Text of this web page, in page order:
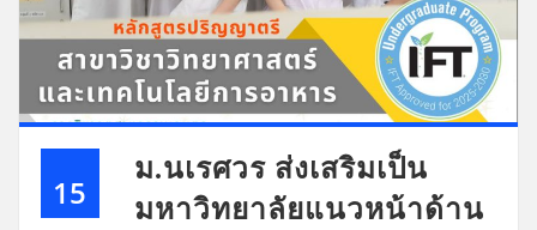
15
ม.นเรศวร ส่งเสริมเป็น
มหาวิทยาลัยแนวหน้าด้าน